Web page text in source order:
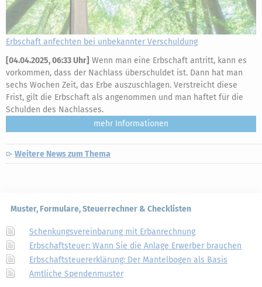
Erbschaft anfechten bei unbekannter Verschuldung
[04.04.2025, 06:33 Uhr] Wenn man eine Erbschaft antritt, kann es
vorkommen, dass der Nachlass überschuldet ist. Dann hat man
sechs Wochen Zeit, das Erbe auszuschlagen. Verstreicht diese
Frist, gilt die Erbschaft als angenommen und man haftet für die
Schulden des Nachlasses.
mehr
Weitere News zum Thema
Muster, Formulare, Steuerrechner & Checklisten
Schenkungsvereinbarung mit Erbanrechnung
Erbschaftsteuer: Wann Sie die Anlage Erwerber brauchen
Erbschaftsteuererklärung: Der Mantelbogen als Basis
Amtliche Spendenmuster